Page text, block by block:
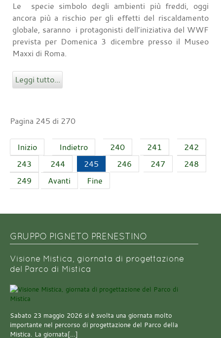
Le specie simbolo degli ambienti più freddi, oggi
ancora più a rischio per gli effetti del riscaldamento
globale, saranno i protagonisti dell’iniziativa del WWF
prevista per Domenica 3 dicembre presso il Museo
Maxxi di Roma.
Leggi tutto...
Pagina 245 di 270
Inizio Indietro 240 241
242
243
244 245 246 247
248
249
Avanti Fine
GRUPPO PIGNETO PRENESTINO
Visione Mistica, giornata di progettazione
del Parco di Mistica
Sabato 23 maggio 2026 si è svolta una giornata molto
importante nel percorso di progettazione del Parco della
Mistica. La giornata[…]